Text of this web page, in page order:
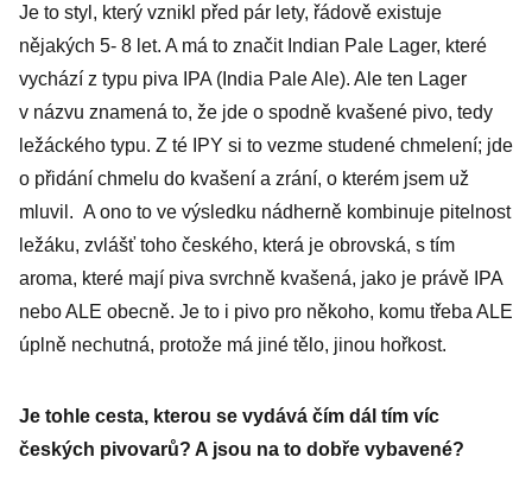
Je to styl, který vznikl před pár lety, řádově existuje
nějakých 5- 8 let. A má to značit Indian Pale Lager, které
vychází z typu piva IPA (India Pale Ale). Ale ten Lager
v názvu znamená to, že jde o spodně kvašené pivo, tedy
ležáckého typu. Z té IPY si to vezme studené chmelení; jde
o přidání chmelu do kvašení a zrání, o kterém jsem už
mluvil. A ono to ve výsledku nádherně kombinuje pitelnost
ležáku, zvlášť toho českého, která je obrovská, s tím
aroma, které mají piva svrchně kvašená, jako je právě IPA
nebo ALE obecně. Je to i pivo pro někoho, komu třeba ALE
úplně nechutná, protože má jiné tělo, jinou hořkost.
Je tohle cesta, kterou se vydává čím dál tím víc
českých pivovarů? A jsou na to dobře vybavené?